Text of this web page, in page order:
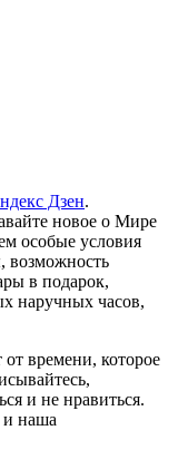
Дзен.
новое о Мире
особые условия
возможность
в подарок,
наручных часов,
от времени, которое
и не нравиться.
и наша